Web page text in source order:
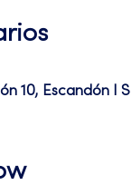
10, Escandón I